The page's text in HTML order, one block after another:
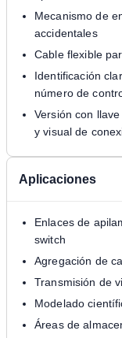
Mecanismo de
accidentales
Cable flexible
Identificación
número de
Versión con
y visual de
Aplicaciones
Enlaces de
switch
Agregación de
Transmisión de
Modelado
Áreas de